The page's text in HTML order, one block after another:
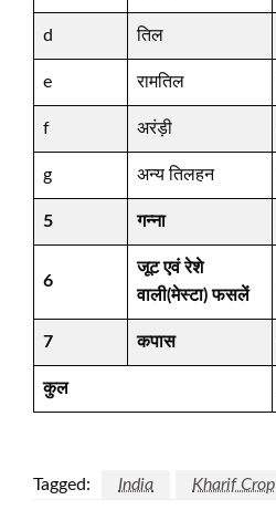
d तिल
e रामतिल
f अरंड़ी
g अन्य तिलहन
5 गन्ना
6
जूट एवं रेशे
वाली(मेस्टा)फसलें
7 कपास
कुल
Tagged: India Kharif Crop